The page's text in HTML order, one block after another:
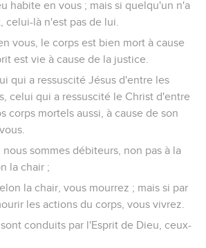
habite en vous ; mais si quelqu'un n'a
celui-là n'est pas de lui.
vous, le corps est bien mort à cause
est vie à cause de la justice.
qui a ressuscité Jésus d'entre les
celui qui a ressuscité le Christ d'entre
corps mortels aussi, à cause de son
sommes débiteurs, non pas à la
la chair ;
la chair, vous mourrez ; mais si par
les actions du corps, vous vivrez.
conduits par l'Esprit de Dieu, ceux-